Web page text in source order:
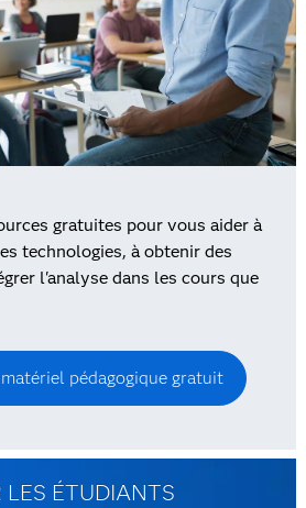
gratuites pour vous aider à
technologies, à obtenir des
l'analyse dans les cours que
pédagogique gratuit
LES ÉTUDIANTS